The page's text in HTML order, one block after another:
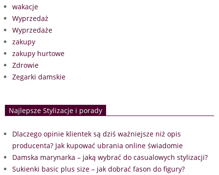
wakacje
Wyprzedaż
Wyprzedaże
zakupy
zakupy hurtowe
Zdrowie
Zegarki damskie
Najlepsze Stylizacje i porady
Dlaczego opinie klientek są dziś ważniejsze niż opis
producenta? Jak kupować ubrania online świadomie
Damska marynarka – jaką wybrać do casualowych stylizacji?
Sukienki basic plus size – jak dobrać fason do figury?